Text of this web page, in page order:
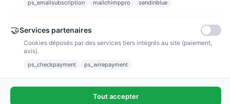
Nous suivre
Newsletter
ps_emailsubscription mailchimppro sendinblue
🤝Services partenaires
Cookies déposés par des services tiers intégrés au site (paiement,
avis).
ps_checkpayment ps_wirepayment
Tout accepter